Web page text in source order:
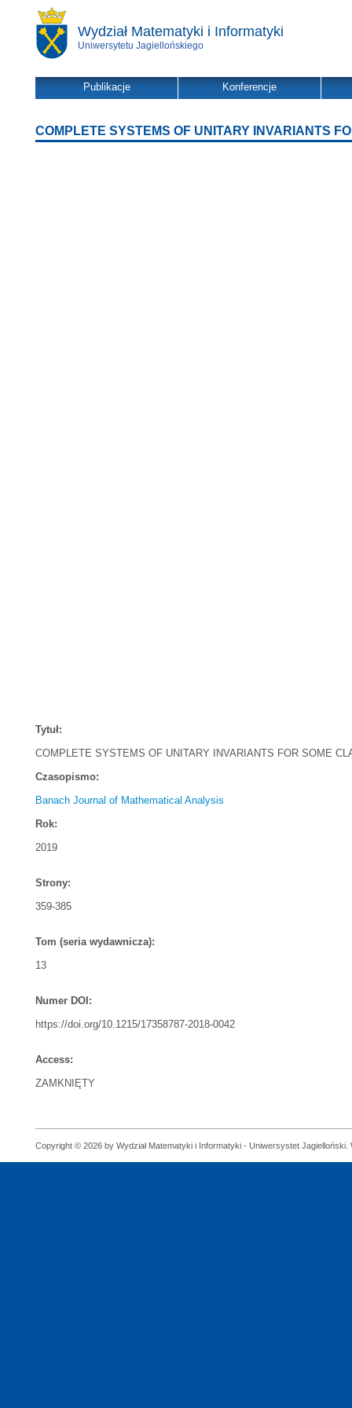
Wydział Matematyki i Informatyki
Uniwersytetu Jagiellońskiego
Publikacje Konferencje
COMPLETE SYSTEMS OF UNITARY INVARIANTS
Tytuł:
COMPLETE SYSTEMS OF UNITARY INVARIANTS FOR SOME
Czasopismo:
Banach Journal of Mathematical Analysis
Rok:
2019
Strony:
359-385
Tom (seria wydawnicza):
13
Numer DOI:
https://doi.org/10.1215/17358787-2018-0042
Access:
ZAMKNIĘTY
Copyright © 2026 by Wydział Matematyki i Informatyki - Uniwersystet